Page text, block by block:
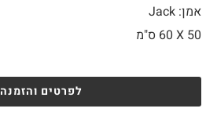
אמן: Jack
50 X
לפרטים והזמנה